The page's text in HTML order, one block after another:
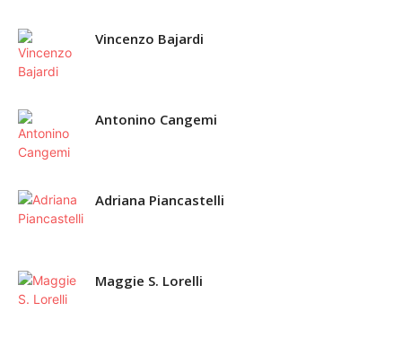
Vincenzo Bajardi
Antonino Cangemi
Adriana Piancastelli
Maggie S. Lorelli